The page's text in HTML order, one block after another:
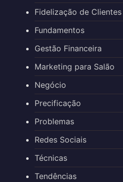
Fidelização de Clientes
Fundamentos
Gestão Financeira
Marketing para Salão
Negócio
Precificação
Problemas
Redes Sociais
Técnicas
Tendências